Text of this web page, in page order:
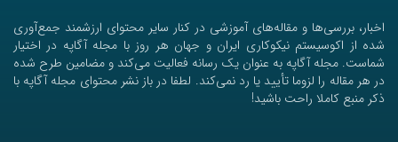
اخبار، بررسی‌ها و مقاله‌های آموزشی در کنار سایر محتوای ارزشمند جمع‌آوری
شده از اکوسیستم نیکوکاری ایران و جهان هر روز با مجله آگاپه در اختیار
شماست. مجله آگاپه به عنوان یک رسانه فعالیت می‌کند و مضامین طرح شده
در هر مقاله را لزوما تأیید یا رد نمی‌کند. لطفا در باز نشر محتوای مجله آگاپه با
ذکر منبع کاملا راحت باشید!